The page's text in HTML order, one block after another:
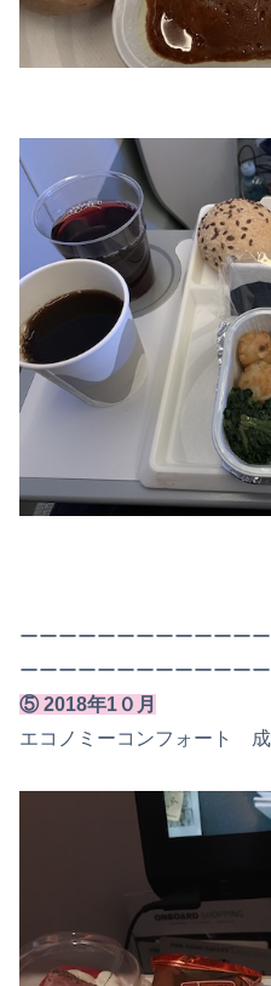
ーーーーーーーーーーーー
ーーーーーーーーーーーー
⑤ 2018年1０月
エコノミーコンフォート